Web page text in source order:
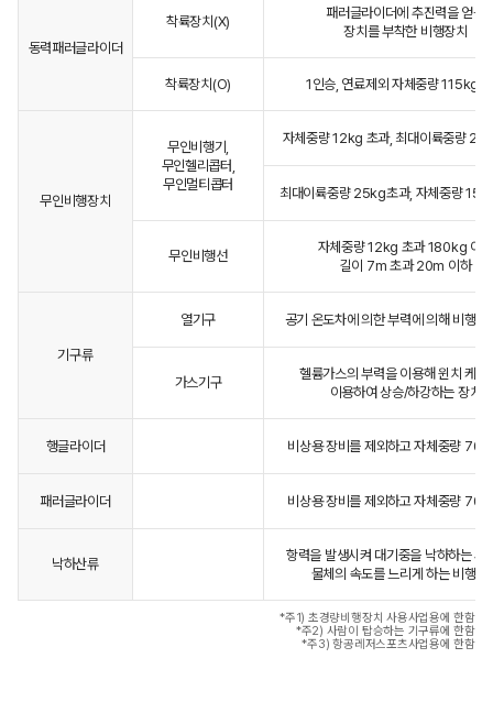
동력패러글라이더
착륙장치(X)
패러글라이더에 추진력을 얻는
장치를 부착한 비행장치
착륙장치(O) 1인승, 연료제외 자체중량 115kg
무인비행장치
무인비행기,
무인헬리콥터,
무인멀티콥터
자체중량 12kg 초과, 최대이륙중량
최대이륙중량 25kg초과, 자체중량
무인비행선
자체중량 12kg 초과 180kg 이하
길이 7m 초과 20m 이하
기구류
열기구 공기 온도차에 의한 부력에 의해 비행하
가스기구
헬륨가스의 부력을 이용해 윈치 케이
이용하여 상승/하강하는 장치
행글라이더 비상용 장비를 제외하고 자체중량
패러글라이더 비상용 장비를 제외하고 자체중량
낙하산류
항력을 발생시켜 대기중을 낙하하는 사
물체의 속도를 느리게 하는 비행장
*주1) 초경량비행장치 사용사업용에 한함
*주2) 사람이 탑승하는 기구류에 한함
*주3) 항공레저스포츠사업용에 한함